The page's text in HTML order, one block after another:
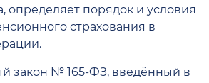
определяет порядок и условия
страхования в
закон № 165-ФЗ, введённый в